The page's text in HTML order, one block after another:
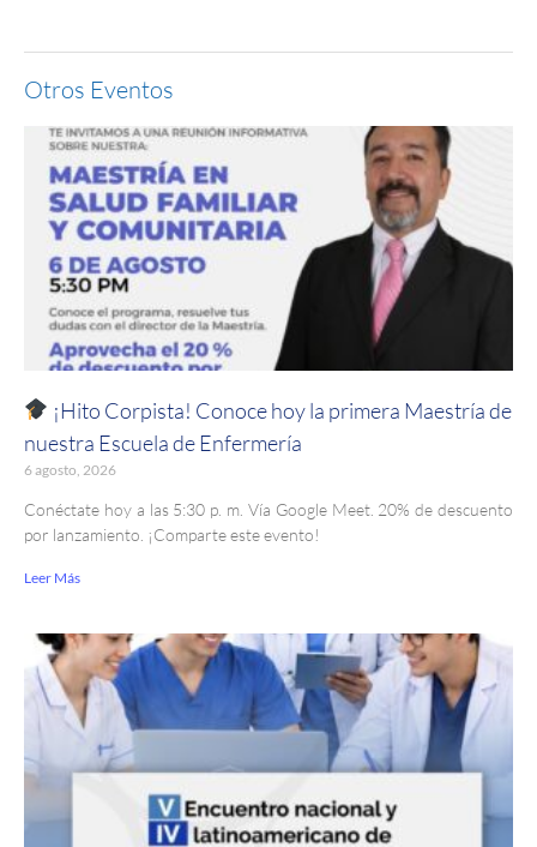
Otros Eventos
¡Hito Corpista! Conoce hoy la primera Maestría de
nuestra Escuela de Enfermería
6 agosto, 2026
Conéctate hoy a las 5:30 p. m. Vía Google Meet. 20% de descuento
por lanzamiento. ¡Comparte este evento!
Leer Más